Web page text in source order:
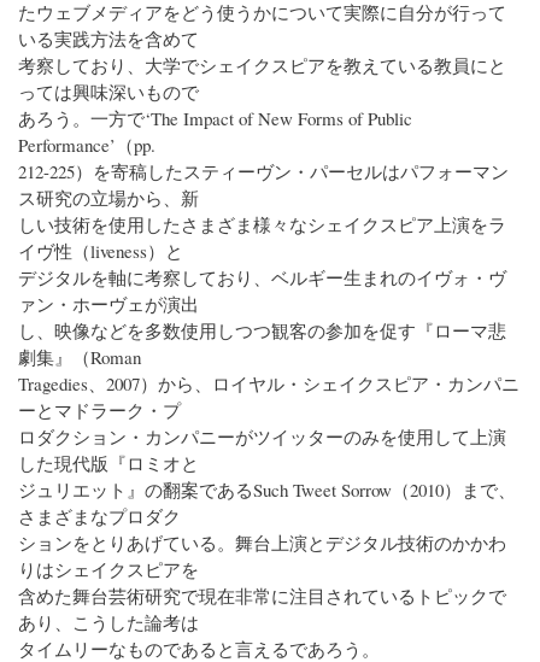
たウェブメディアをどう使うかについて実際に自分が行って
いる実践方法を含めて
考察しており、大学でシェイクスピアを教えている教員にと
っては興味深いもので
あろう。一方で‘The Impact of New Forms of Public
Performance’（pp.
212-225）を寄稿したスティーヴン・パーセルはパフォーマン
ス研究の立場から、新
しい技術を使用したさまざま様々なシェイクスピア上演をラ
イヴ性（liveness）と
デジタルを軸に考察しており、ベルギー生まれのイヴォ・ヴ
ァン・ホーヴェが演出
し、映像などを多数使用しつつ観客の参加を促す『ローマ悲
劇集』（Roman
Tragedies、2007）から、ロイヤル・シェイクスピア・カンパニ
ーとマドラーク・プ
ロダクション・カンパニーがツイッターのみを使用して上演
した現代版『ロミオと
ジュリエット』の翻案であるSuch Tweet Sorrow（2010）まで、
さまざまなプロダク
ションをとりあげている。舞台上演とデジタル技術のかかわ
りはシェイクスピアを
含めた舞台芸術研究で現在非常に注目されているトピックで
あり、こうした論考は
タイムリーなものであると言えるであろう。